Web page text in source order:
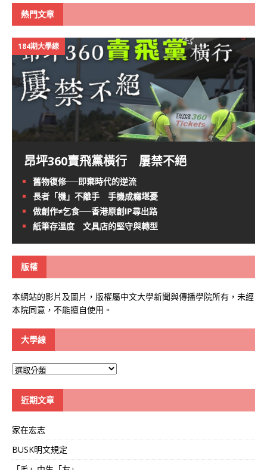
熱門文章
184期大學線
昂坪360賣飛黨橫行 屢禁不絕
舊物復修──即棄時代的逆流
長者「機」不離手 手機成癮堪憂
做創作≠乞食──香港原創IP尋出路
紙筆存溫度 文具店的堅守與轉型
版權
本網站的影片及圖片，版權屬中文大學新聞與傳播學院所有，未經
本院同意，不能擅自使用。
大學線
大
近期文章
家在宏志
BUSK明文規定